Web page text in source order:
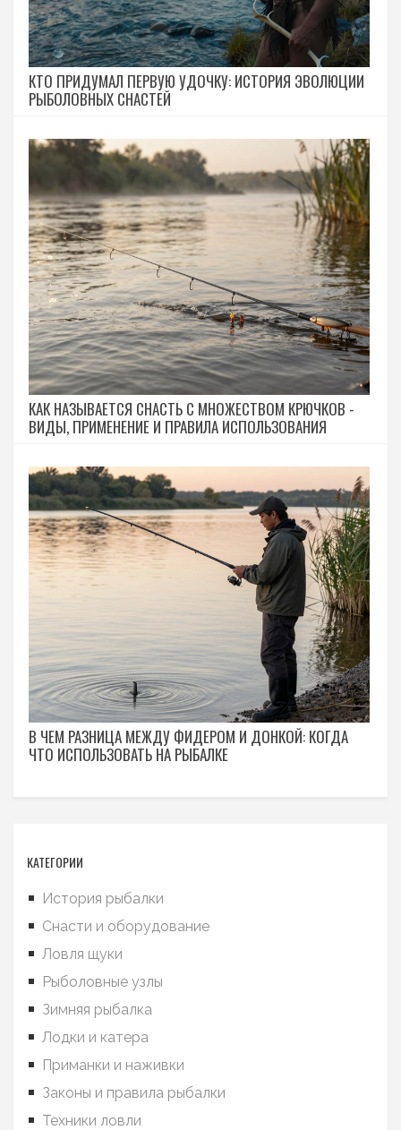
КТО ПРИДУМАЛ ПЕРВУЮ УДОЧКУ: ИСТОРИЯ ЭВОЛЮЦИИ
РЫБОЛОВНЫХ СНАСТЕЙ
КАК НАЗЫВАЕТСЯ СНАСТЬ С МНОЖЕСТВОМ КРЮЧКОВ -
ВИДЫ, ПРИМЕНЕНИЕ И ПРАВИЛА ИСПОЛЬЗОВАНИЯ
В ЧЕМ РАЗНИЦА МЕЖДУ ФИДЕРОМ И ДОНКОЙ: КОГДА
ЧТО ИСПОЛЬЗОВАТЬ НА РЫБАЛКЕ
КАТЕГОРИИ
История рыбалки
Снасти и оборудование
Ловля щуки
Рыболовные узлы
Зимняя рыбалка
Лодки и катера
Приманки и наживки
Законы и правила рыбалки
Техники ловли